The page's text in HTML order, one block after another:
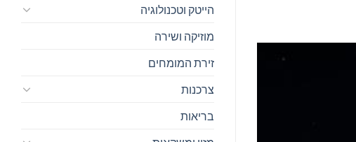
הייטק וטכנולוגיה
מוזיקה ושירה
זירת המומחים
צרכנות
בריאות